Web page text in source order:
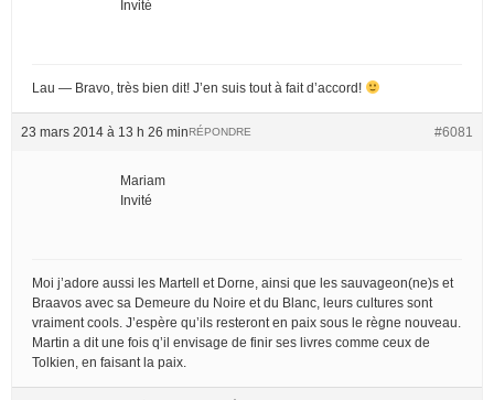
Invité
Lau — Bravo, très bien dit! J’en suis tout à fait d’accord!
23 mars 2014 à 13 h 26 min #6081
RÉPONDRE
Mariam
Invité
Moi j’adore aussi les Martell et Dorne, ainsi que les sauvageon(ne)s et
Braavos avec sa Demeure du Noire et du Blanc, leurs cultures sont
vraiment cools. J’espère qu’ils resteront en paix sous le règne nouveau.
Martin a dit une fois q’il envisage de finir ses livres comme ceux de
Tolkien, en faisant la paix.